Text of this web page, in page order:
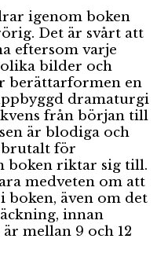
igenom boken
Det är svårt att
eftersom varje
bilder och
berättarformen en
dramaturgi
från början till
är blodiga och
brutalt för
boken riktar sig till.
medveten om att
boken, även om det
innan
mellan 9 och 12